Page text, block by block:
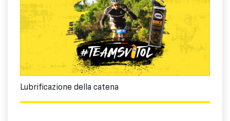
Lubrificazione della catena